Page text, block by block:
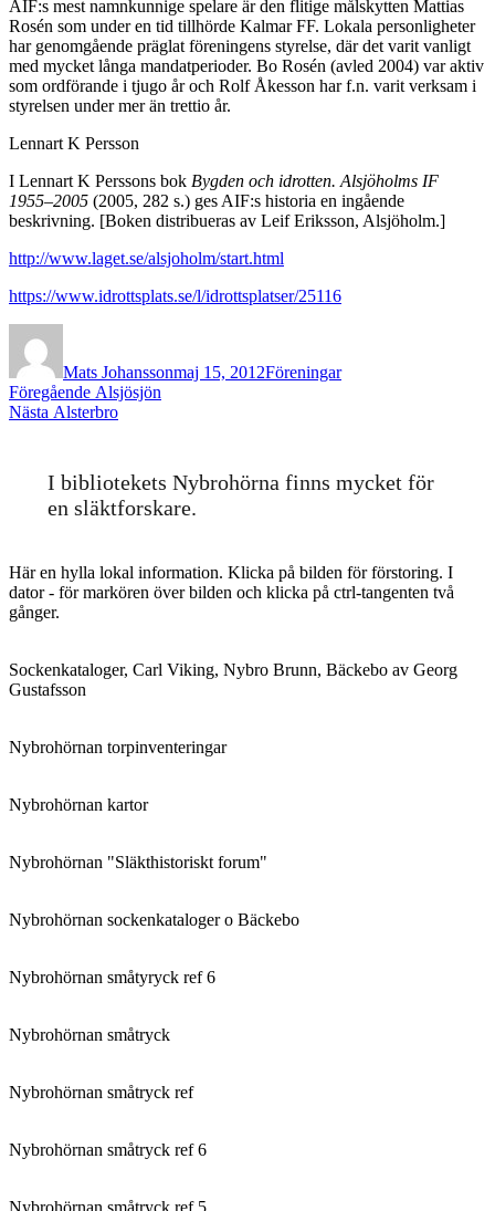
AIF:s mest namnkunnige spelare är den flitige målskytten Mattias
Rosén som under en tid tillhörde Kalmar FF. Lokala personligheter
har genomgående präglat föreningens styrelse, där det varit vanligt
med mycket långa mandatperioder. Bo Rosén (avled 2004) var aktiv
som ordförande i tjugo år och Rolf Åkesson har f.n. varit verksam i
styrelsen under mer än trettio år.
Lennart K Persson
I Lennart K Perssons bok Bygden och idrotten. Alsjöholms IF
1955–2005 (2005, 282 s.) ges AIF:s historia en ingående
beskrivning. [Boken distribueras av Leif Eriksson, Alsjöholm.]
http://www.laget.se/alsjoholm/start.html
https://www.idrottsplats.se/l/idrottsplatser/25116
Mats Johanssonmaj 15, 2012Föreningar
Inläggsnavigering
Föregående Föregående
inlägg:
Alsjösjön
Nästa Nästa
Alsterbro
I bibliotekets Nybrohörna finns mycket för
en släktforskare.
Här en hylla lokal information. Klicka på bilden för förstoring. I
dator - för markören över bilden och klicka på ctrl-tangenten två
gånger.
Sockenkataloger, Carl Viking, Nybro Brunn, Bäckebo av Georg
Gustafsson
Nybrohörnan torpinventeringar
Nybrohörnan kartor
Nybrohörnan "Släkthistoriskt forum"
Nybrohörnan sockenkataloger o Bäckebo
Nybrohörnan småtyryck ref 6
Nybrohörnan småtryck
Nybrohörnan småtryck ref
Nybrohörnan småtryck ref 6
Nybrohörnan småtryck ref 5